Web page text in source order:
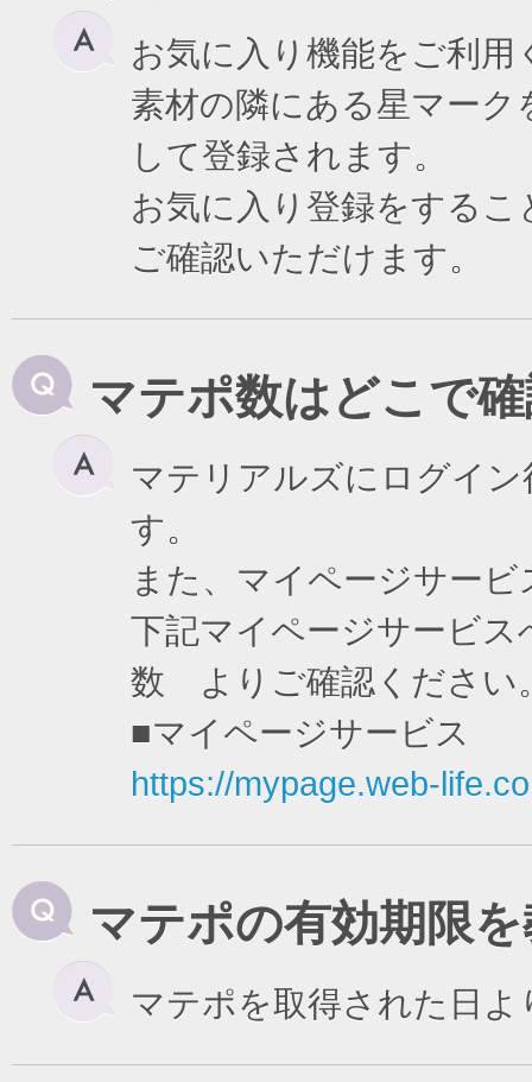
お気に入り機能をご利用
素材の隣にある星マー
して登録されます。
お気に入り登録をする
ご確認いただけます。
マテポ数はどこで
マテリアルズにログイ
す。
また、マイページサー
下記マイページサービ
数 よりご確認ください
■マイページサービス
https://mypage.web-
マテポの有効期限
マテポを取得された日